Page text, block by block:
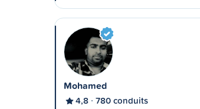
Mohamed
4,8 780 conduits